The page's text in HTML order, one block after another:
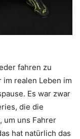
fahren zu
im realen Leben im
Es war zwar
die die
um uns Fahrer
hat natürlich das